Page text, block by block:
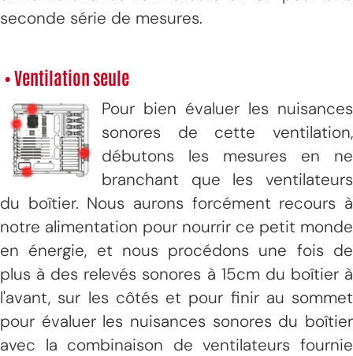
seconde série de mesures.
• Ventilation seule
Pour bien évaluer les nuisances
sonores de cette ventilation,
débutons les mesures en ne
branchant que les ventilateurs
du boîtier. Nous aurons forcément recours à
notre alimentation pour nourrir ce petit monde
en énergie, et nous procédons une fois de
plus à des relevés sonores à 15cm du boîtier à
l'avant, sur les côtés et pour finir au sommet
pour évaluer les nuisances sonores du boîtier
avec la combinaison de ventilateurs fournie